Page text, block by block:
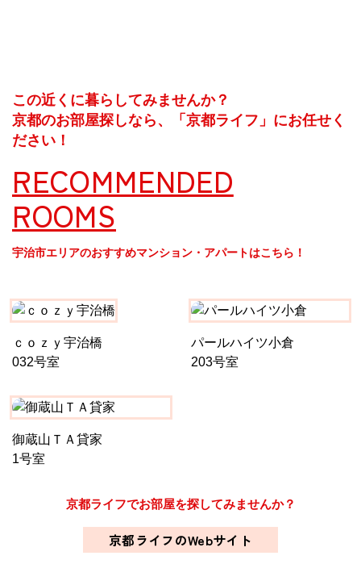
この近くに暮らしてみませんか？
京都のお部屋探しなら、「京都ライフ」にお任せく
ださい！
RECOMMENDED
ROOMS
宇治市エリアのおすすめマンション・アパートはこちら！
ｃｏｚｙ宇治橋
032号室
パールハイツ小倉
203号室
御蔵山ＴＡ貸家
1号室
京都ライフでお部屋を探してみませんか？
京都ライフのWebサイト